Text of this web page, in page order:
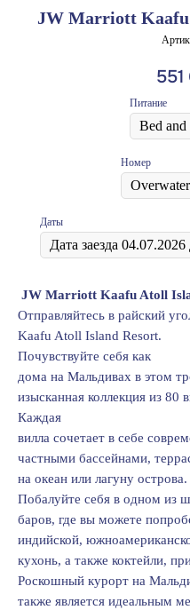
JW Marriott
Питание
Номер
Даты
JW Marriott Kaafu Atoll
Отправляйтесь в райский
Kaafu Atoll Island Resort.
Почувствуйте себя как
дома на Мальдивах в этом
изысканная коллекция из 80
Каждая
вилла сочетает в себе
частными бассейнами,
на океан или лагуну острова.
Побалуйте себя в одном из
баров, где вы можете
индийской,
кухонь, а также коктейли,
Роскошный курорт на
также является идеальным